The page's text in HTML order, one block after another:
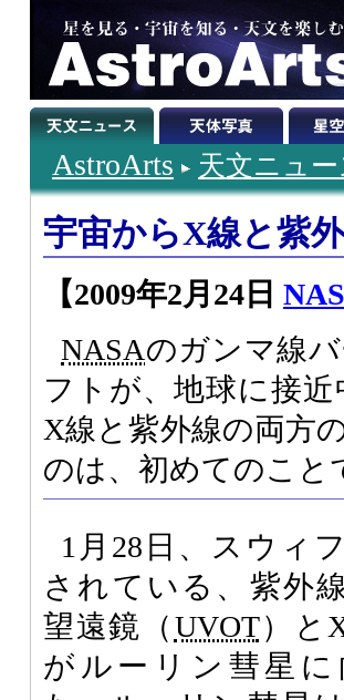
AstroArts 天文ニュー
宇宙からX線と紫
【2009年2月24日
NASAのガンマ線
フトが、地球に接
X線と紫外線の両方
のは、初めてのこと
1月28日、スウィ
されている、紫外
望遠鏡（UVOT）と
がルーリン彗星